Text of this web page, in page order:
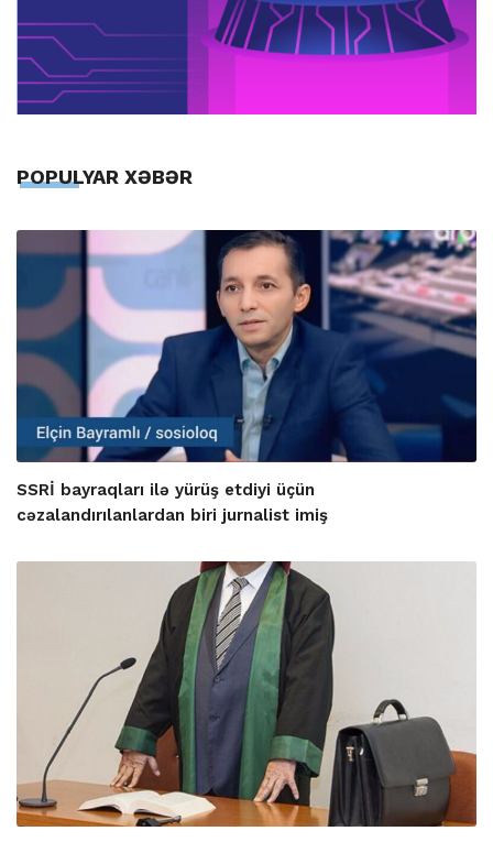
POPULYAR XƏBƏR
SSRİ bayraqları ilə yürüş etdiyi üçün
cəzalandırılanlardan biri jurnalist imiş